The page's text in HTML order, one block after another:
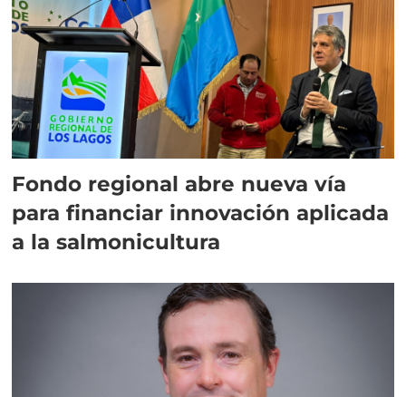
Fondo regional abre nueva vía
para financiar innovación aplicada
a la salmonicultura